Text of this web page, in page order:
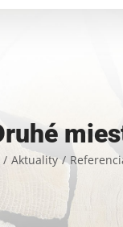
/ Aktuality /